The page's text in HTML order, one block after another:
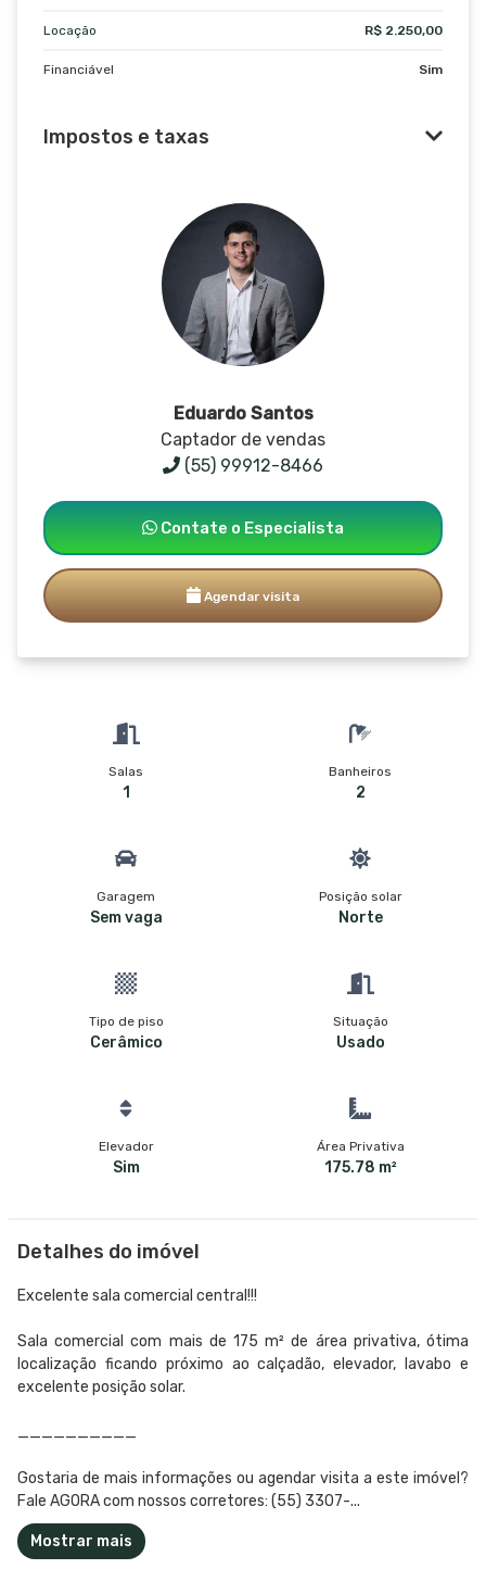
Locação R$ 2.250,00
Financiável Sim
Impostos e taxas
Eduardo Santos
Captador de vendas
(55) 99912-8466
Contate o Especialista
Agendar visita
Salas
1
Banheiros
2
Garagem
Sem vaga
Posição solar
Norte
Tipo de piso
Cerâmico
Situação
Usado
Elevador
Sim
Área Privativa
175.78 m²
Detalhes do imóvel
Excelente sala comercial central!!!
Sala comercial com mais de 175 m² de área privativa, ótima
localização ficando próximo ao calçadão, elevador, lavabo e
excelente posição solar.
__________
Gostaria de mais informações ou agendar visita a este imóvel?
Fale AGORA com nossos corretores: (55) 3307-...
Mostrar mais